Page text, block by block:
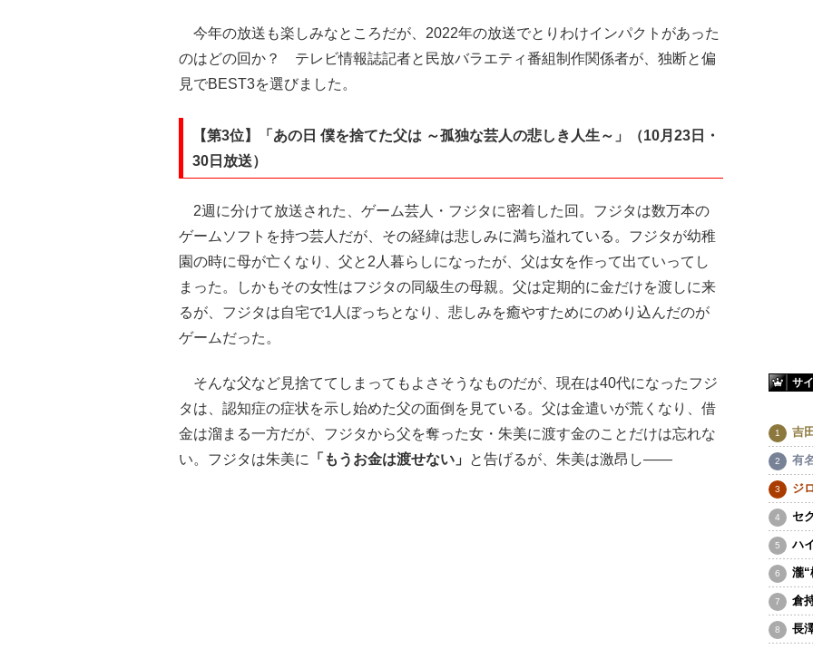
今年の放送も楽しみなところだが、2022年の放送でとりわけインパクトがあった
のはどの回か？ テレビ情報誌記者と民放バラエティ番組制作関係者が、独断と偏
見でBEST3を選びました。
【第3位】「あの日 僕を捨てた父は ～孤独な芸人の悲しき人生～」（10月23日・
30日放送）
2週に分けて放送された、ゲーム芸人・フジタに密着した回。フジタは数万本の
ゲームソフトを持つ芸人だが、その経緯は悲しみに満ち溢れている。フジタが幼稚
園の時に母が亡くなり、父と2人暮らしになったが、父は女を作って出ていってし
まった。しかもその女性はフジタの同級生の母親。父は定期的に金だけを渡しに来
るが、フジタは自宅で1人ぼっちとなり、悲しみを癒やすためにのめり込んだのが
ゲームだった。
そんな父など見捨ててしまってもよさそうなものだが、現在は40代になったフジ
タは、認知症の症状を示し始めた父の面倒を見ている。父は金遣いが荒くなり、借
金は溜まる一方だが、フジタから父を奪った女・朱美に渡す金のことだけは忘れな
い。フジタは朱美に 「もうお金は渡せない」 と告げるが、朱美は激昂し――
サ
吉
有
ジ
セ
ハ
瀧“
倉
長